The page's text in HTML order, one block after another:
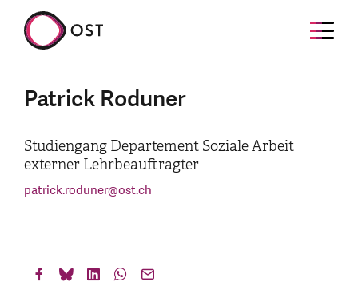
Patrick Roduner
Studiengang Departement Soziale Arbeit
externer Lehrbeauftragter
patrick.roduner@ost.ch